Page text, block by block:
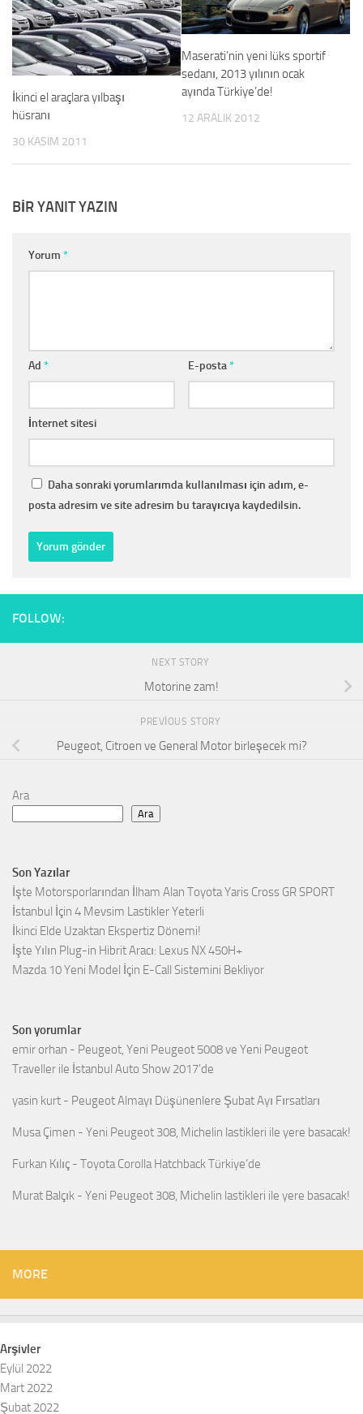
İkinci el araçlara yılbaşı
hüsranı
30 KASIM 2011
Maserati’nin yeni lüks sportif
sedanı, 2013 yılının ocak
ayında Türkiye’de!
12 ARALIK 2012
BIR YANIT YAZIN
Yorum *
Ad * E-posta*
İnternet sitesi
Daha sonraki yorumlarımda kullanılması için adım, e-
posta adresim ve site adresim bu tarayıcıya kaydedilsin.
FOLLOW:
NEXT STORY
Motorine zam!
PREVIOUS STORY
Peugeot, Citroen ve General Motor birleşecek mi?
Ara
Ara
Son Yazılar
İşte Motorsporlarından İlham Alan Toyota Yaris Cross GR SPORT
İstanbul İçin 4 Mevsim Lastikler Yeterli
İkinci Elde Uzaktan Ekspertiz Dönemi!
İşte Yılın Plug-in Hibrit Aracı: Lexus NX 450H+
Mazda 10 Yeni Model İçin E-Call Sistemini Bekliyor
Son yorumlar
emir orhan - Peugeot, Yeni Peugeot 5008 ve Yeni Peugeot
Traveller ile İstanbul Auto Show 2017’de
yasin kurt - Peugeot Almayı Düşünenlere Şubat Ayı Fırsatları
Musa Çimen - Yeni Peugeot 308, Michelin lastikleri ile yere basacak!
Furkan Kılıç - Toyota Corolla Hatchback Türkiye’de
Murat Balçık - Yeni Peugeot 308, Michelin lastikleri ile yere basacak!
MORE
Arşivler
Eylül 2022
Mart 2022
Şubat 2022